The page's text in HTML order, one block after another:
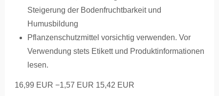
Steigerung der Bodenfruchtbarkeit und
Humusbildung
Pflanzenschutzmittel vorsichtig verwenden. Vor
Verwendung stets Etikett und Produktinformationen
lesen.
16,99 EUR −1,57 EUR 15,42 EUR